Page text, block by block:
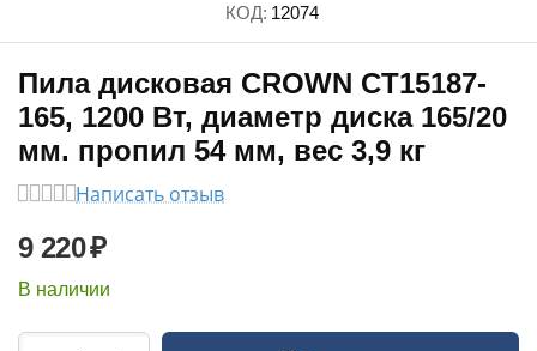
КОД: 12074
Пила дисковая CROWN CT15187-
165, 1200 Вт, диаметр диска 165/20
мм. пропил 54 мм, вес 3,9 кг
Написать отзыв
9 220₽
В наличии